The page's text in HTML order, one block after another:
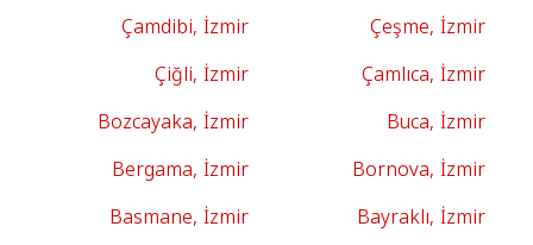
Çeşme, İzmir
Çamdibi, İzmir
Çamlıca, İzmir
Çiğli, İzmir
Buca, İzmir
Bozcayaka, İzmir
Bornova, İzmir
Bergama, İzmir
Bayraklı, İzmir
Basmane, İzmir